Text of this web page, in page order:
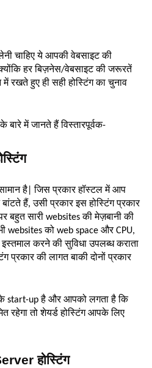
चाहिए ये आपकी वेबसाइट की
हर बिज़नेस/वेबसाइट की जरूरतें
रखते हुए ही सही होस्टिंग का चुनाव
बारे में जानते हैं विस्तारपूर्वक-
है| जिस प्रकार हॉस्टल में आप
हैं, उसी प्रकार इस होस्टिंग प्रकार
बहुत सारी websites की मेज़बानी की
websites को web space और CPU,
करने की सुविधा उपलब्ध कराता
प्रकार की लागत बाकी दोनों प्रकार
start-up है और आपको लगता है कि
रहेगा तो शेयर्ड होस्टिंग आपके लिए
होस्टिंग